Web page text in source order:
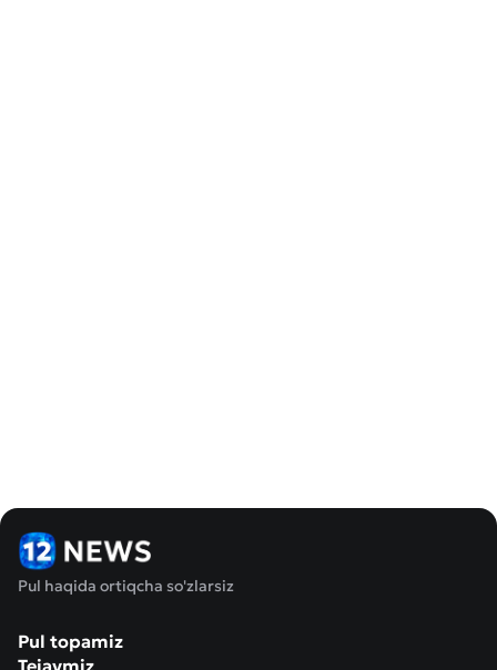
Pul haqida ortiqcha so'zlarsiz
Pul topamiz